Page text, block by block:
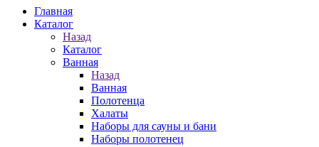
Главная
Каталог
Назад
Каталог
Ванная
Назад
Ванная
Полотенца
Халаты
Наборы для сауны и бани
Наборы полотенец